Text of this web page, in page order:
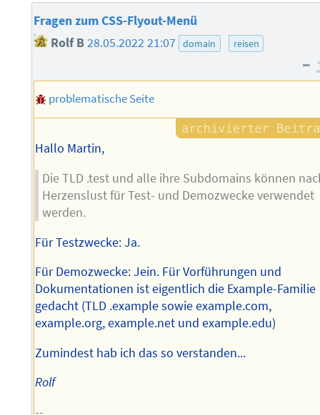
Fragen zum CSS-Flyout-Menü
Rolf B28.05.2022 21:07 domain reisen
–
problematische Seite
Hallo Martin,
Die TLD .test und alle ihre Subdomains können
Herzenslust für Test- und Demozwecke verwendet
werden.
Für Testzwecke: Ja.
Für Demozwecke: Jein. Für Vorführungen und
Dokumentationen ist eigentlich die Example-Familie
gedacht (TLD .example sowie example.com,
example.org, example.net und example.edu)
Zumindest hab ich das so verstanden...
Rolf